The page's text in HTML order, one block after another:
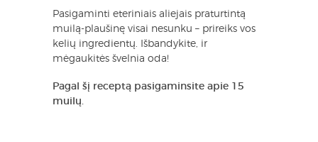
Pasigaminti eteriniais aliejais praturtintą
muilą-plaušinę visai nesunku – prireiks vos
kelių ingredientų. Išbandykite, ir
mėgaukitės švelnia oda!
Pagal šį receptą pasigaminsite apie 15
muilų.